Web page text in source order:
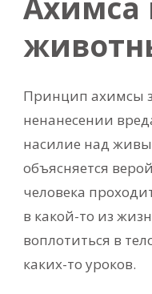
Принцип ахимсы
ненанесении
насилие над
объясняется
человека
в какой-то из
воплотиться в
каких-то уроков.